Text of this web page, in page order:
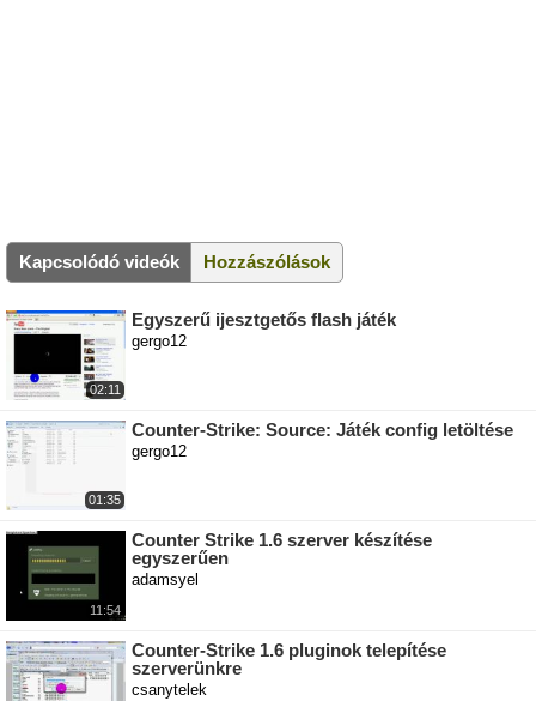
Kapcsolódó videók Hozzászólások
02:11
Egyszerű ijesztgetős flash játék
gergo12
01:35
Counter-Strike: Source: Játék config letöltése
gergo12
11:54
Counter Strike 1.6 szerver készítése
egyszerűen
adamsyel
Counter-Strike 1.6 pluginok telepítése
szerverünkre
csanytelek